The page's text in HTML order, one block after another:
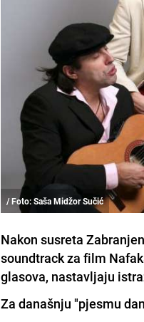
/ Foto: Saša Midžor Sučić
Nakon susreta
soundtrack za film
glasova, nastavljaju
Za današnju "pjesmu